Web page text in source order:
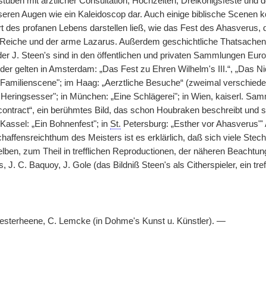
Augen wie ein Kaleidoscop dar. Auch einige biblische Scenen
des profanen Lebens darstellen ließ, wie das Fest des Ahasverus,
und der arme Lazarus. Außerdem geschichtliche
J. Steen's sind in den öffentlichen und privaten Sammlungen
gelten in Amsterdam: „Das Fest zu Ehren Wilhelm's III.“, „Das
im Haag: „Aerztliche Besuche“ (zweimal
in München: „Eine Schlägerei"; in Wien, kaiserl.
ein berühmtes Bild, das schon Houbraken beschreibt und
„Ein Bohnenfest"; in St. Petersburg: „Esther vor Ahasverus"'
des Meisters ist es erklärlich, daß sich viele
zum Theil in trefflichen Reproductionen, der näheren
J. C. Baquoy, J. Gole (das Bildniß Steen's als Citherspieler, ein
C. Lemcke (in Dohme's Kunst u. Künstler). —